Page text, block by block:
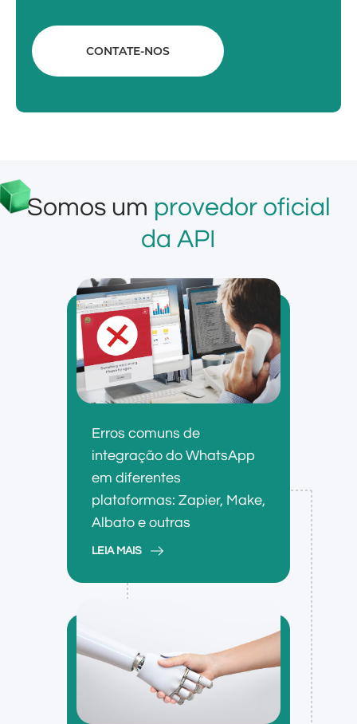
CONTATE-NOS
Somos um provedor oficial
da API
Erros comuns de
integração do WhatsApp
em diferentes
plataformas: Zapier, Make,
Albato e outras
LEIA MAIS